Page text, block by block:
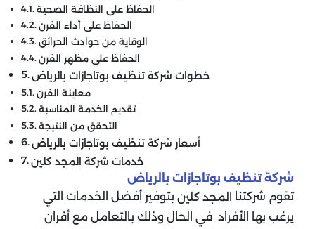
الحفاظ على النظافة الصحية
الحفاظ على أداء الفرن
الوقاية من حوادث الحرائق
الحفاظ على مظهر الفرن
خطوات شركة تنظيف بوتاجازات بالرياض
معاينة الفرن
تقديم الخدمة المناسبة
التحقق من النتيجة
أسعار شركة تنظيف بوتاجازات بالرياض
خدمات شركة المجد كلين
شركة تنظيف بوتاجازات بالرياض
تقوم شركتنا
المجد كلين بتوفير أفضل الخدمات التي
يرغب بها الأفراد في الحال وذلك بالتعامل مع أفران